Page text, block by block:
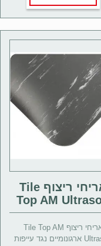
אריחי ריצוף Tile
Top AM
אריחי ריצוף Tile Top AM
Ultrasoft ארגונומיים נגד עייפות